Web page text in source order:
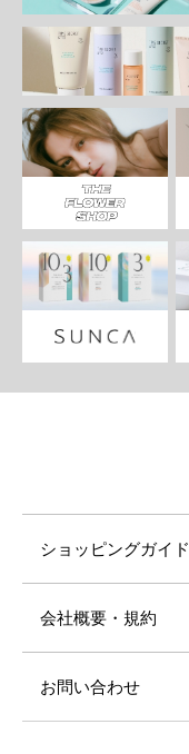
ショッピングガイド
会社概要・規約
お問い合わせ